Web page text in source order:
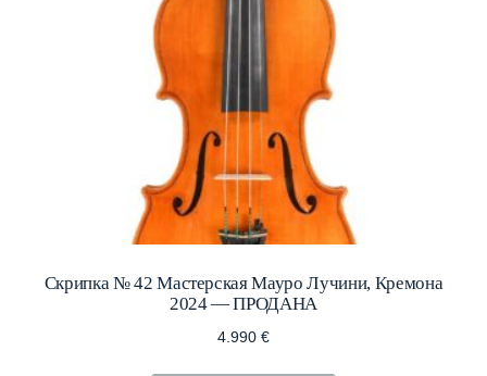
Скрипка № 42 Мастерская Мауро Лучини, Кремона
2024 — ПРОДАНА
4.990 €